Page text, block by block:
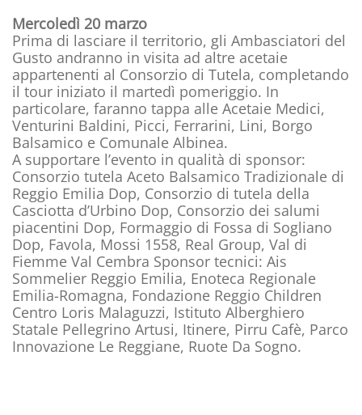
Mercoledì 20 marzo
Prima di lasciare il territorio, gli Ambasciatori del
Gusto andranno in visita ad altre acetaie
appartenenti al Consorzio di Tutela, completando
il tour iniziato il martedì pomeriggio. In
particolare, faranno tappa alle Acetaie Medici,
Venturini Baldini, Picci, Ferrarini, Lini, Borgo
Balsamico e Comunale Albinea.
A supportare l’evento in qualità di sponsor:
Consorzio tutela Aceto Balsamico Tradizionale di
Reggio Emilia Dop, Consorzio di tutela della
Casciotta d’Urbino Dop, Consorzio dei salumi
piacentini Dop, Formaggio di Fossa di Sogliano
Dop, Favola, Mossi 1558, Real Group, Val di
Fiemme Val Cembra Sponsor tecnici: Ais
Sommelier Reggio Emilia, Enoteca Regionale
Emilia-Romagna, Fondazione Reggio Children
Centro Loris Malaguzzi, Istituto Alberghiero
Statale Pellegrino Artusi, Itinere, Pirru Cafè, Parco
Innovazione Le Reggiane, Ruote Da Sogno.